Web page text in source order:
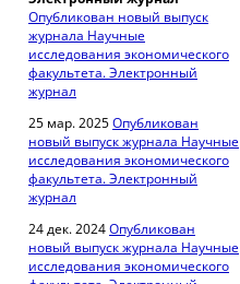
Опубликован новый выпуск
журнала Научные
исследования экономического
факультета. Электронный
журнал
25 мар. 2025Опубликован
новый выпуск журнала Научные
исследования экономического
факультета. Электронный
журнал
24 дек. 2024Опубликован
новый выпуск журнала Научные
исследования экономического